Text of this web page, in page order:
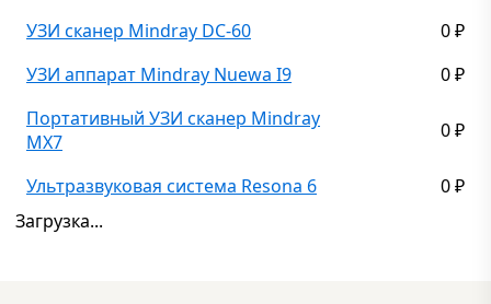
УЗИ сканер Mindray DC-60 0 ₽
УЗИ аппарат Mindray Nuewa I9 0 ₽
Портативный УЗИ сканер Mindray
MX7
0 ₽
Ультразвуковая система Resona 6 0 ₽
Загрузка...